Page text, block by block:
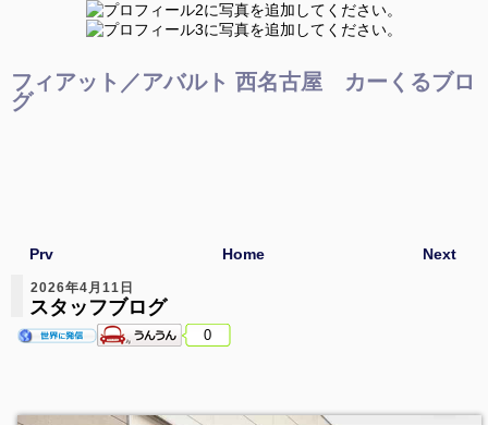
フィアット／アバルト 西名古屋 カーくるブロ
グ
Next
Prv Home
2026年4月11日
スタッフブログ
0